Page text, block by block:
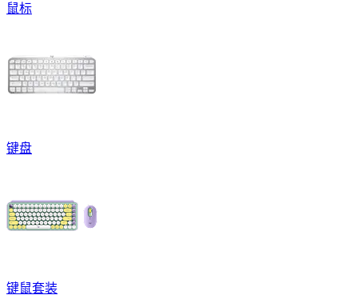
鼠标
键盘
键鼠套装